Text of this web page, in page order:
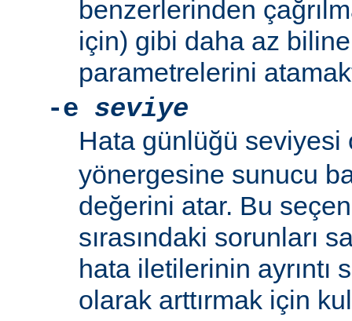
benzerlerinden
için) gibi daha az
parametrelerini
-e seviye
Hata günlüğü
yönergesine sunucu
değerini atar. Bu
sırasındaki sorunları
hata iletilerinin ayrıntı
olarak arttırmak için